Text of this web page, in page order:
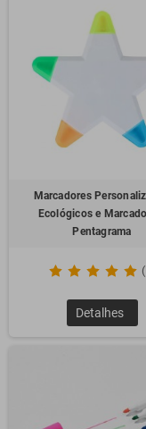
dia estressante ou
Marcadores
Ecológicos e
Pentagrama
Detalhes